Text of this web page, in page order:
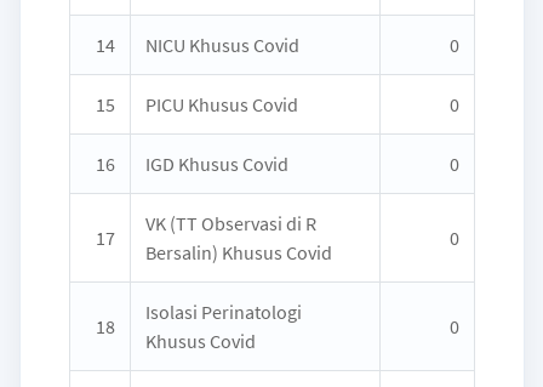
14 NICU Khusus Covid 0
15 PICU Khusus Covid 0
16 IGD Khusus Covid 0
17
VK (TT Observasi di R
Bersalin) Khusus Covid
0
18
Isolasi Perinatologi
Khusus Covid
0